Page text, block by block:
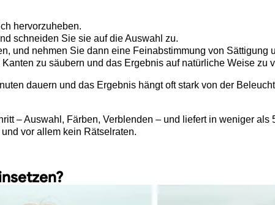
hervorzuheben.
schneiden Sie sie auf die Auswahl zu.
und nehmen Sie dann eine Feinabstimmung von Sättigung
zu säubern und das Ergebnis auf natürliche Weise zu
dauern und das Ergebnis hängt oft stark von der
– Auswahl, Färben, Verblenden – und liefert in weniger als
vor allem kein Rätselraten.